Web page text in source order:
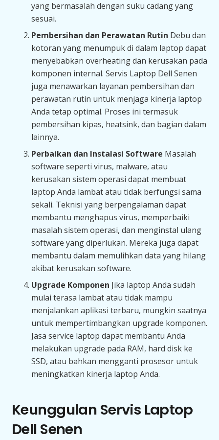
yang bermasalah dengan suku cadang yang
sesuai.
Pembersihan dan Perawatan Rutin Debu dan
kotoran yang menumpuk di dalam laptop dapat
menyebabkan overheating dan kerusakan pada
komponen internal. Servis Laptop Dell Senen
juga menawarkan layanan pembersihan dan
perawatan rutin untuk menjaga kinerja laptop
Anda tetap optimal. Proses ini termasuk
pembersihan kipas, heatsink, dan bagian dalam
lainnya.
Perbaikan dan Instalasi Software Masalah
software seperti virus, malware, atau
kerusakan sistem operasi dapat membuat
laptop Anda lambat atau tidak berfungsi sama
sekali. Teknisi yang berpengalaman dapat
membantu menghapus virus, memperbaiki
masalah sistem operasi, dan menginstal ulang
software yang diperlukan. Mereka juga dapat
membantu dalam memulihkan data yang hilang
akibat kerusakan software.
Upgrade Komponen Jika laptop Anda sudah
mulai terasa lambat atau tidak mampu
menjalankan aplikasi terbaru, mungkin saatnya
untuk mempertimbangkan upgrade komponen.
Jasa service laptop dapat membantu Anda
melakukan upgrade pada RAM, hard disk ke
SSD, atau bahkan mengganti prosesor untuk
meningkatkan kinerja laptop Anda.
Keunggulan Servis Laptop
Dell Senen